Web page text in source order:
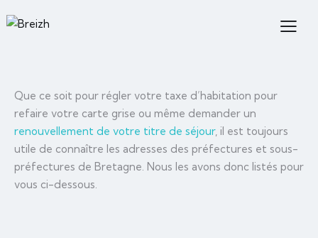
Que ce soit pour régler votre taxe d’habitation pour
refaire votre carte grise ou même demander un
renouvellement de votre titre de séjour, il est toujours
utile de connaître les adresses des préfectures et sous-
préfectures de Bretagne. Nous les avons donc listés pour
vous ci-dessous.